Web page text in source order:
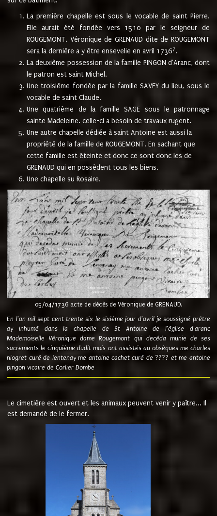
La première chapelle est sous le vocable de saint Pierre.
Elle aurait été fondée vers 1510 par le seigneur de
ROUGEMONT. Véronique de GRENAUD dite de ROUGEMONT
sera la dernière a y être ensevelie en avril 17367.
La deuxième possession de la famille PINGON d'Aranc, dont
le patron est saint Michel.
Une troisième fondée par la famille SAVEY du lieu, sous le
vocable de saint Claude.
Une quatrième de la famille SAGE sous le patronnage
sainte Madeleine. celle-ci a besoin de travaux rugent.
Une autre chapelle dédiée à saint Antoine est aussi la
propriété de la famille de ROUGEMONT. En sachant que
cette famille est éteinte et donc ce sont donc les de
GRENAUD qui en possèdent tous les biens.
Une chapelle su Rosaire.
05/04/1736 acte de décès de Véronique de GRENAUD.
En l'an mil sept cent trente six le sixième jour d'avril je soussigné prêtre
ay inhumé dans la chapelle de St Antoine de l'église d'aranc
Mademoiselle Véronique dame Rougemont qui decéda munie de ses
sacrements le cinquième dudit mois ont assistés au obsèques me charles
niogret curé de lentenay me antoine cachet curé de ???? et me antoine
pingon vicaire de Corlier Dombe
Le cimetière est ouvert et les animaux peuvent venir y paître... Il
est demandé de le fermer.